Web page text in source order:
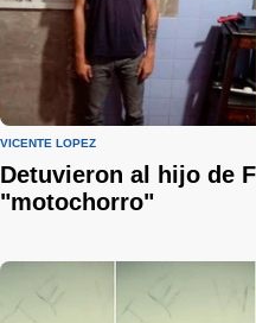
VICENTE LÓPEZ
Detuvieron al hijo de
"motochorro"